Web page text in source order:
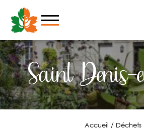
contenu
Saint
Accueil / Déchets